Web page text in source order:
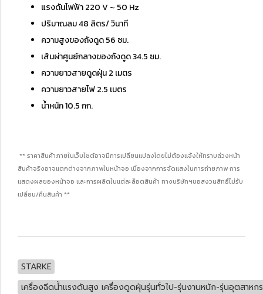
แรงดันไฟฟ้า 220 V ~ 50 Hz
ปริมาณลม 48 ลิตร/ วินาที
ความสูงของถังดูด 56 ซม.
เส้นผ่าศูนย์กลางของถังดูด 34.5 ซม.
ความยาวสายดูดฝุ่น 2 เมตร
ความยาวสายไฟ 2.5 เมตร
น้ำหนัก 10.5 กก.
** ราคาสินค้าภายในเว็บไซต์อาจมีการเปลี่ยนแปลงโดยไม่ต้องแจ้งให้ทราบล่วงหน้า
สินค้าจริงอาจแตกต่างจากภาพในหน้าจอ เนื่องจากการจัดแสงในการถ่ายภาพ การ
แสดงผลของหน้าจอ และการผลิตในแต่ละล็อตสินค้า ทางบริษัทฯขอสงวนสิทธิ์ไม่รับ
เปลี่ยน/คืนสินค้า **
STARKE
เครื่องฉีดน้ำแรงดันสูง เครื่องดูดฝุ่นรุ่นทั่วไป-รุ่นงานหนัก-รุ่นอุตสาหก